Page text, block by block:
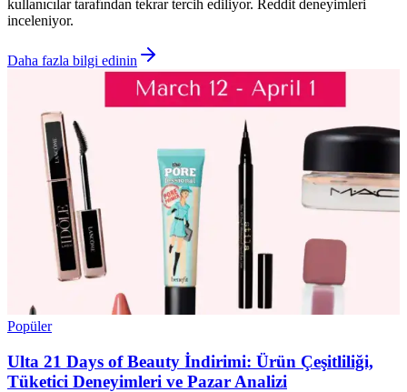
kullanıcılar tarafından tekrar tercih ediliyor. Reddit deneyimleri
inceleniyor.
Daha fazla bilgi edinin
Popüler
Ulta 21 Days of Beauty İndirimi: Ürün Çeşitliliği,
Tüketici Deneyimleri ve Pazar Analizi